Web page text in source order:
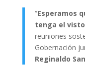
“Esperamos
tenga el
reuniones
Gobernación
Reginaldo